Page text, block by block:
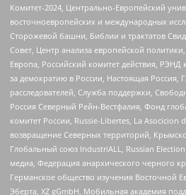
Комитет-2024, Центрально-Европейский
восточноевропейских и международных
Сторожевой башни, Библии и трактатов
Совет, Центр анализа европейской
Европа, Российский комитет действия,
за демократию в России, Настоящая Россия,
расследователей, Служба поддержки,
Россия Северный Рейн-Вестфалия, Фонд
комитет России, Russie-Libertes, La Asocicion
возвращение Северных территорий,
Глобальный союз IndustriALL, Russian
медиа, Федерация анархического черного
Германское общество изучения Восточной
Эберта, XZ gGmbH, Мобильная академия